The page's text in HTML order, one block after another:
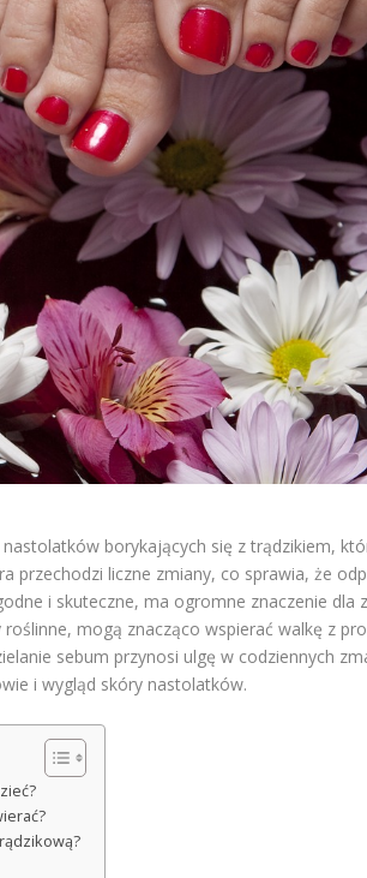
borykających się z trądzikiem,
przechodzi liczne zmiany, co sprawia, że
i skuteczne, ma ogromne znaczenie dla
mogą znacząco wspierać walkę z
sebum przynosi ulgę w codziennych
i wygląd skóry nastolatków.